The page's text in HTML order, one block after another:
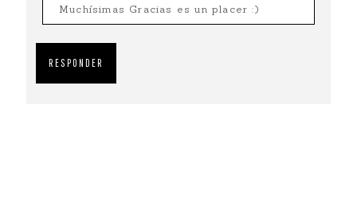
Muchísimas Gracias es un placer :)
RESPONDER